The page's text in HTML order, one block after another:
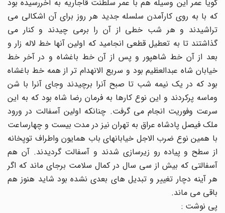
گویا عمر این وسیله هم با عمر سلطنت قاجاریه به آخررسیده بود
که با به روی کارآمدن سلسله جدید هر روز برای آن اشکالی می
تراشیدند و هر شب خطی از آن را برمی چیدند و کنار می
گذاشتند تا به تعطیل قطعی انجامید که اولین آنها خط لاله زار و
بعد از آن خط شاهپور و پس از آن خط باغشاه و در آخر خط
خیابان شاه عبدالعظیم بود و سریع الانهدام تر از همه خط باغشاه
بود که در یک نیمه شب تا صبح آنرا برچیدند وجای آنرا با شن
وماسه پرکردند و این نوع کارها به فرمان رضا شاه بود که به این
سرعت وفوریت انجام می گرفت. چنانکه اولین آسفالت در ورود
ملک فیصل پادشاه عراق به تهران نیز در مدت بیست و چهارساعت
با همین نوع ضرب الاجل خیابانهای باب همایون واطراف توپخانه
از سطح و پیاده رو زیرسازی شدند و آسفالت گردیدند. آن هم
آسفالتی که بیش از سی سال در کمال سلامت برجای ماند که اگر
هر آینه دچار تغییر و تبدیل های بعدی نشده بود شاید هنوز هم
باقی می ماند.
پی نوشت :